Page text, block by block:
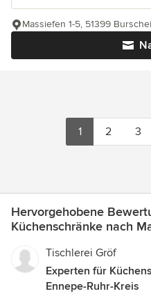
Massiefen 1-5, 51399
1 2 3
Hervorgehobene
Küchenschränke nach
Tischlerei Gröf
Experten für
Ennepe-Ruhr-Kreis